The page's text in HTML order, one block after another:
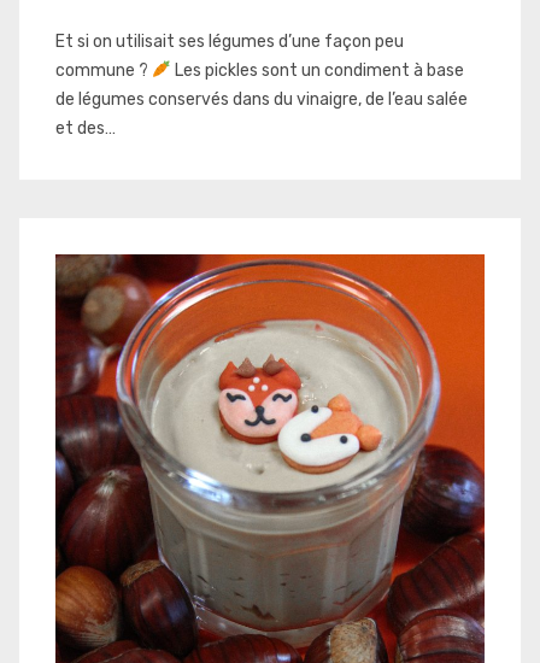
Et si on utilisait ses légumes d’une façon peu
commune ?
Les pickles sont un condiment à base
de légumes conservés dans du vinaigre, de l’eau salée
et des…